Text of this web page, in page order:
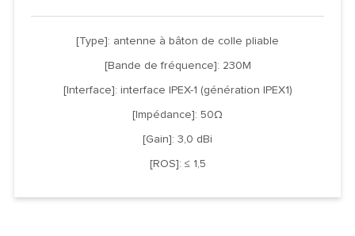
[Type]: antenne à bâton de colle pliable
[Bande de fréquence]: 230M
[Interface]: interface IPEX-1 (génération IPEX1)
[Impédance]: 50Ω
[Gain]: 3,0 dBi
[ROS]: ≤ 1,5